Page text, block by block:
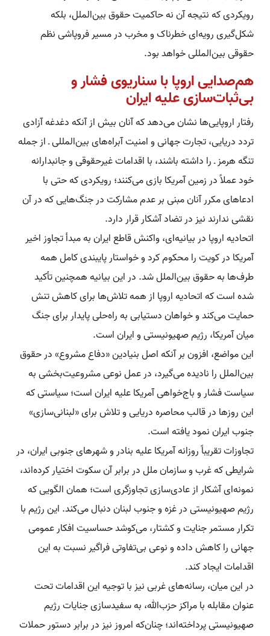
رویکردی که نتیجه آن نه حاکمیت حقوق بین‌الملل، بلکه
شکل‌گیری رویه‌ای خطرناک و مخرب در مسیر فروپاشی نظم
حقوقی بین‌المللی خواهد بود.
هم‌صدایی اروپا با سناریوی فشار و
بی‌ثبات‌سازی علیه ایران
رفتار اروپایی‌ها نشان می‌دهد که آنان بیش از آنکه دغدغه آزادی
تردد دریایی، تجارت جهانی و امنیت آبراه‌های بین‌المللی ـ از جمله
تنگه هرمز ـ را داشته باشند، با اقدامات غیرحقوقی و جانبدارانه
خود عملاً در زمین آمریکا بازی می‌کنند؛ رویکردی که حتی با
ادعاهای مکرر آنان مبنی بر عدم مشارکت در جنگ‌هایی که در آن
نقشی ندارند نیز در تضاد آشکار قرار دارد.
اتحادیه اروپا در بیانیه‌ای، واکنش قاطع ایران به مبدأ تجاوز اخیر
آمریکا در کویت را محکوم کرد و خواستار پایبندی کامل همه
طرف‌ها به حقوق بین‌الملل شد. در این بیانیه همچنین تأکید
شده است که اتحادیه اروپا از همه تلاش‌ها برای کاهش تنش
حمایت می‌کند و خواهان دستیابی به راه‌حلی پایدار برای جنگ
میان آمریکا، رژیم صهیونیستی و ایران است.
این مواضع، افزون بر آنکه اصل بنیادین «دفاع مشروع» در حقوق
بین‌الملل را نادیده می‌گیرد، در عمل نوعی مشروعیت‌بخشی به
سیاست فشار و باج‌خواهی آمریکا علیه ایران است؛ سیاستی که
این روزها در قالب محاصره دریایی و تلاش برای «لبنانی‌سازی»
جنوب ایران نمود یافته است.
تجاوزات تقریباً روزانه آمریکا علیه بنادر و شهرهای جنوبی ایران، در
شرایطی که غرب و سازمان ملل در برابر آن سکوت اختیار کرده‌اند،
نمونه‌ای آشکار از عادی‌سازی تجاوزگری است؛ همان الگویی که
رژیم صهیونیستی در غزه و جنوب لبنان دنبال می‌کند. این رژیم با
تکرار مستمر جنایت و کشتار، می‌کوشد حساسیت افکار عمومی
جهانی را کاهش داده و نوعی بی‌تفاوتی فراگیر نسبت به این
اقدامات ایجاد کند.
در این میان، رسانه‌های غربی نیز با توجیه این اقدامات تحت
عنوان مقابله با مراکز حزب‌الله، به سفیدسازی جنایات رژیم
صهیونیستی پرداخته‌اند؛ چنان‌که امروز نیز در برابر دستور حملات